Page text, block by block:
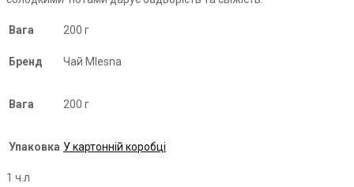
Вага 200 г
Бренд Чай Mlesna
Вага 200 г
Упаковка У картонній коробці
1 ч.л